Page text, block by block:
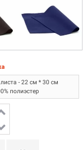
- 22 см * 30 см
полиэстер